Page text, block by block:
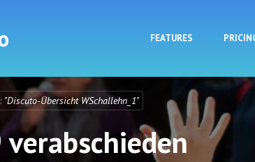
FEATURES
"Discuto-Übersicht WSchallehn_1"
verabschieden